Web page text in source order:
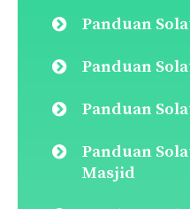
Panduan
Panduan
Panduan
Panduan
Masjid